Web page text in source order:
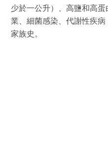
少於一公升）、高鹽和高
業、細菌感染、代謝性疾
家族史。